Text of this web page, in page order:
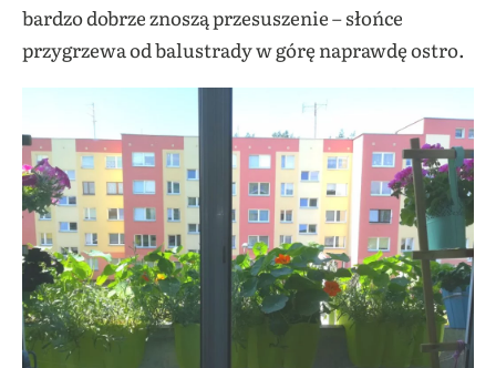
bardzo dobrze znoszą przesuszenie – słońce
przygrzewa od balustrady w górę naprawdę ostro.